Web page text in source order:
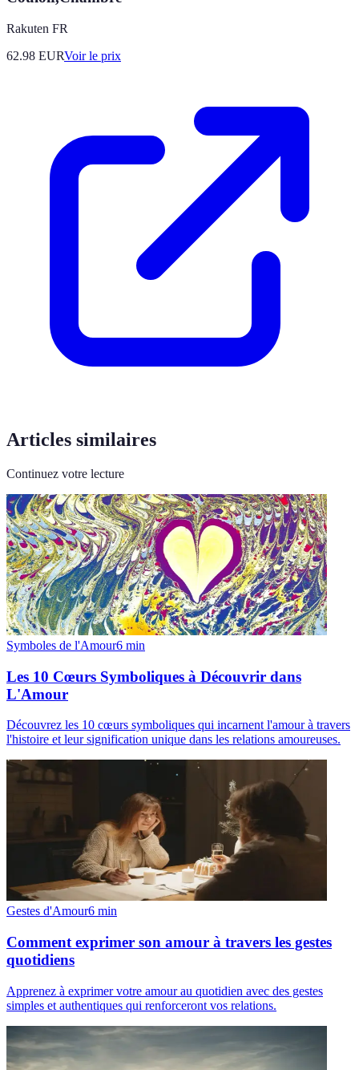
Rakuten FR
62.98 EURVoir le prix
Articles similaires
Continuez votre lecture
Symboles de l'Amour6 min
Les 10 Cœurs Symboliques à Découvrir dans
L'Amour
Découvrez les 10 cœurs symboliques qui incarnent l'amour à travers
l'histoire et leur signification unique dans les relations amoureuses.
Gestes d'Amour6 min
Comment exprimer son amour à travers les gestes
quotidiens
Apprenez à exprimer votre amour au quotidien avec des gestes
simples et authentiques qui renforceront vos relations.